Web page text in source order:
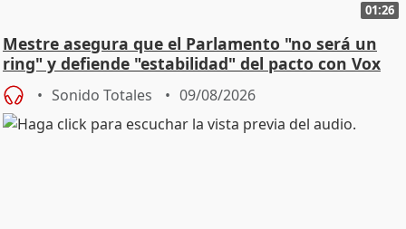
01:26
Mestre asegura que el Parlamento "no será un
ring" y defiende "estabilidad" del pacto con Vox
Sonido Totales 09/08/2026